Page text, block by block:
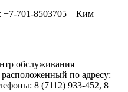
+7-701-8503705 – Ким
обслуживания
по адресу:
8 (7112) 933-452, 8